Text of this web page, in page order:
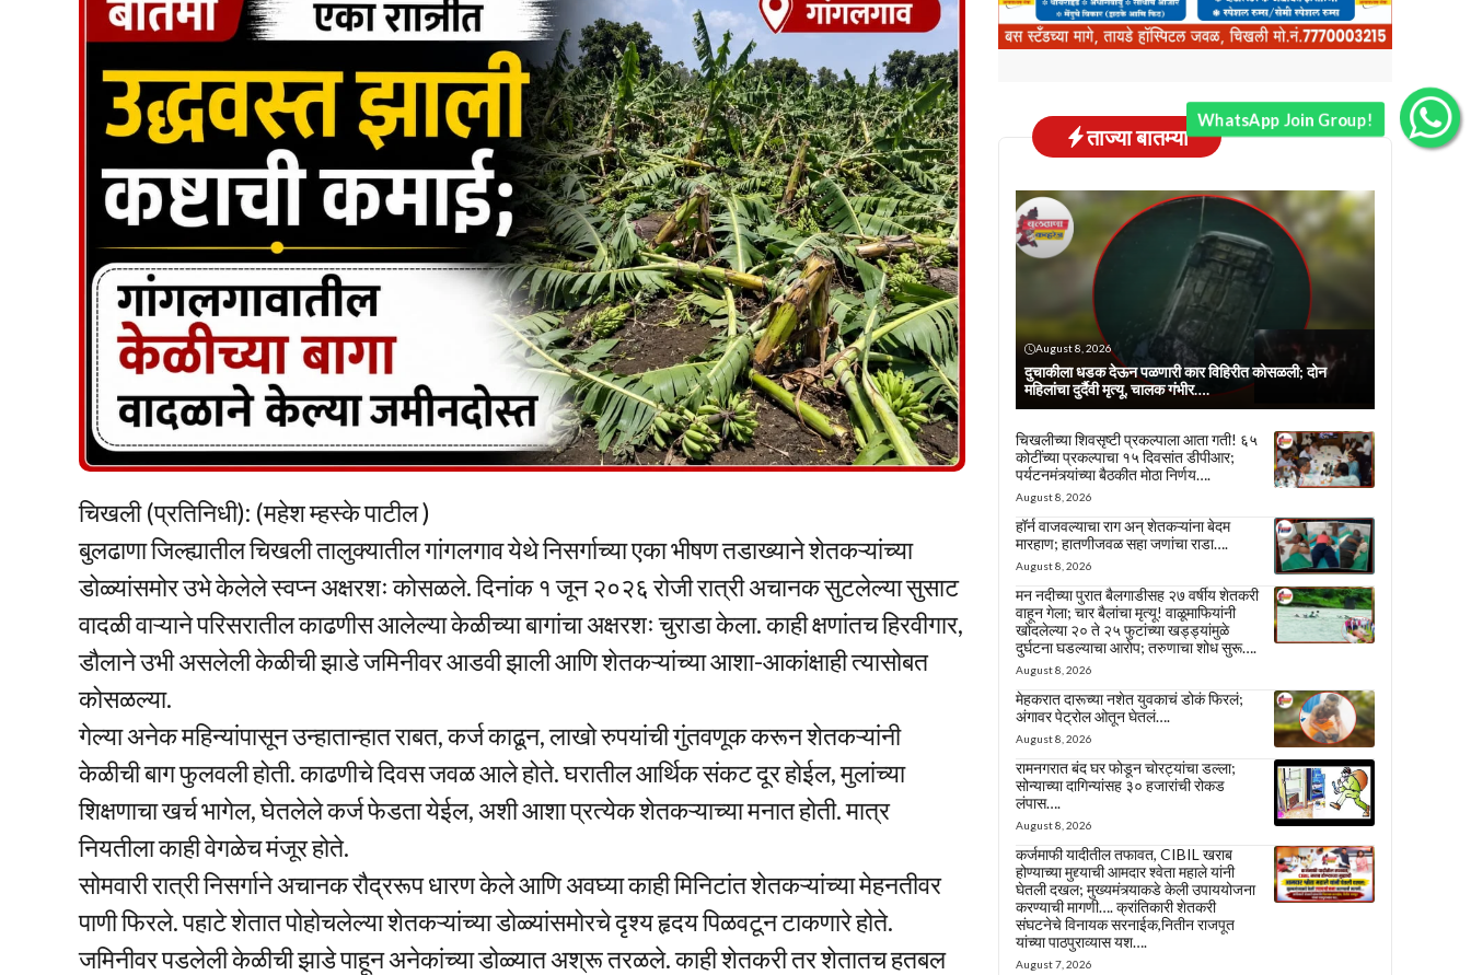
चिखली (प्रतिनिधी): (महेश म्हस्के पाटील )
बुलढाणा जिल्ह्यातील चिखली तालुक्यातील गांगलगाव येथे निसर्गाच्या एका भीषण तडाख्याने शेतकऱ्यांच्या
डोळ्यांसमोर उभे केलेले स्वप्न अक्षरशः कोसळले. दिनांक १ जून २०२६ रोजी रात्री अचानक सुटलेल्या सुसाट
वादळी वाऱ्याने परिसरातील काढणीस आलेल्या केळीच्या बागांचा अक्षरशः चुराडा केला. काही क्षणांतच हिरवीगार,
डौलाने उभी असलेली केळीची झाडे जमिनीवर आडवी झाली आणि शेतकऱ्यांच्या आशा-आकांक्षाही त्यासोबत
कोसळल्या.
गेल्या अनेक महिन्यांपासून उन्हातान्हात राबत, कर्ज काढून, लाखो रुपयांची गुंतवणूक करून शेतकऱ्यांनी
केळीची बाग फुलवली होती. काढणीचे दिवस जवळ आले होते. घरातील आर्थिक संकट दूर होईल, मुलांच्या
शिक्षणाचा खर्च भागेल, घेतलेले कर्ज फेडता येईल, अशी आशा प्रत्येक शेतकऱ्याच्या मनात होती. मात्र
नियतीला काही वेगळेच मंजूर होते.
सोमवारी रात्री निसर्गाने अचानक रौद्ररूप धारण केले आणि अवघ्या काही मिनिटांत शेतकऱ्यांच्या मेहनतीवर
पाणी फिरले. पहाटे शेतात पोहोचलेल्या शेतकऱ्यांच्या डोळ्यांसमोरचे दृश्य हृदय पिळवटून टाकणारे होते.
जमिनीवर पडलेली केळीची झाडे पाहून अनेकांच्या डोळ्यात अश्रू तरळले. काही शेतकरी तर शेतातच हतबल
ताज्या बातम्या
August 8, 2026
दुचाकीला धडक देऊन पळणारी कार विहिरीत कोसळली; दोन
महिलांचा दुर्दैवी मृत्यू, चालक गंभीर….
चिखलीच्या शिवसृष्टी प्रकल्पाला आता गती! ६५
कोटींच्या प्रकल्पाचा १५ दिवसांत डीपीआर;
पर्यटनमंत्र्यांच्या बैठकीत मोठा निर्णय….
August 8, 2026
हॉर्न वाजवल्याचा राग अन् शेतकऱ्यांना बेदम
मारहाण; हातणीजवळ सहा जणांचा राडा….
August 8, 2026
मन नदीच्या पुरात बैलगाडीसह २७ वर्षीय शेतकरी
वाहून गेला; चार बैलांचा मृत्यू! वाळूमाफियांनी
खोदलेल्या २० ते २५ फुटांच्या खड्ड्यांमुळे
दुर्घटना घडल्याचा आरोप; तरुणाचा शोध सुरू….
August 8, 2026
मेहकरात दारूच्या नशेत युवकाचं डोकं फिरलं;
अंगावर पेट्रोल ओतून घेतलं….
August 8, 2026
रामनगरात बंद घर फोडून चोरट्यांचा डल्ला;
सोन्याच्या दागिन्यांसह ३० हजारांची रोकड
लंपास….
August 8, 2026
कर्जमाफी यादीतील तफावत, CIBIL खराब
होण्याच्या मुद्द्याची आमदार श्वेता महाले यांनी
घेतली दखल; मुख्यमंत्र्याकडे केली उपाययोजना
करण्याची मागणी…. क्रांतिकारी शेतकरी
संघटनेचे विनायक सरनाईक,नितीन राजपूत
यांच्या पाठपुराव्यास यश….
August 7, 2026
WhatsApp Join Group!